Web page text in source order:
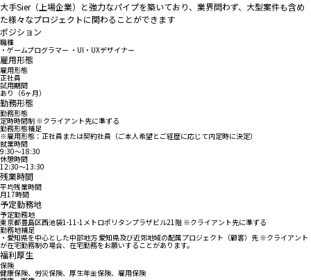
大手Sier（上場企業）と強力なパイプを築いており、業界問わず、大型案件も含め
た様々なプロジェクトに関わることができます
ポジション
職種
・ゲームプログラマー ・UI・UXデザイナー
雇用形態
雇用形態
正社員
試用期間
あり（6ヶ月）
勤務形態
勤務形態
定時時間制 ※クライアント先に準ずる
勤務形態補足
※雇用形態：正社員または契約社員（ご本人希望とご経歴に応じて内定時に決定）
就業時間
9:30〜18:30
休憩時間
12:30〜13:30
残業時間
平均残業時間
月17時間
予定勤務地
予定勤務地
東京都豊島区西池袋1-11-1メトロポリタンプラザビル21階 ※クライアント先に準ずる
勤務地補足
・愛知県を中心とした中部地方 愛知県及び近郊地域の配属プロジェクト（顧客）先 ※クライアント
が在宅勤務制の場合、在宅勤務をお願いすることがあります。
福利厚生
保険
健康保険、労災保険、厚生年金保険、雇用保険